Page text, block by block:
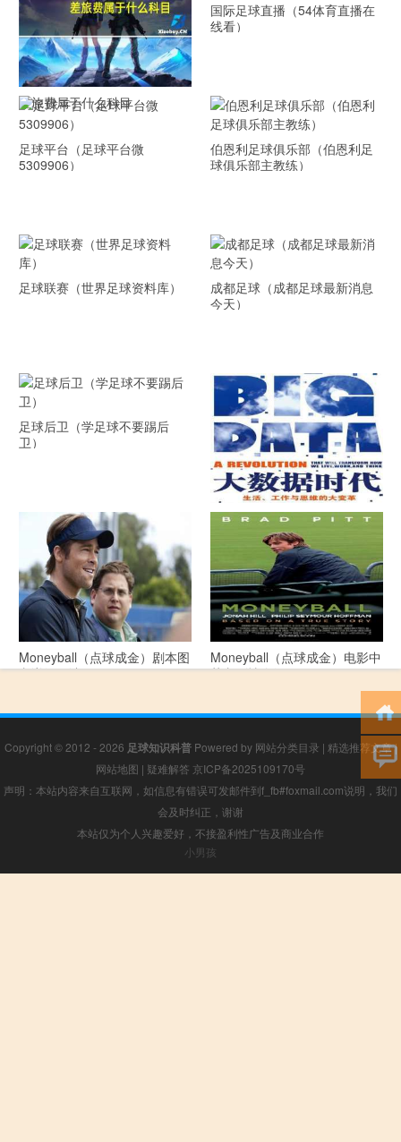
差旅费属于什么科目
国际足球直播（54体育直播在
线看）
足球平台（足球平台微
5309906）
伯恩利足球俱乐部（伯恩利足
球俱乐部主教练）
足球联赛（世界足球资料库）
成都足球（成都足球最新消息
今天）
足球后卫（学足球不要踢后
卫）
《大数据时代》 PDF文档下载
Moneyball（点球成金）剧本图
文详细解读
Moneyball（点球成金）电影中
英文剧情介绍
Copyright © 2012 - 2026 足球知识科普Powered by 网站分类目录 | 精选推荐文章|
网站地图 | 疑难解答 京ICP备2025109170号
声明：本站内容来自互联网，如信息有错误可发邮件到f_fb#foxmail.com说明，我们
会及时纠正，谢谢
本站仅为个人兴趣爱好，不接盈利性广告及商业合作
小男孩